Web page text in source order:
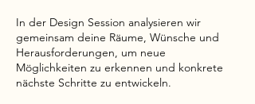
In der Design Session analysieren wir
gemeinsam deine Räume, Wünsche und
Herausforderungen, um neue
Möglichkeiten zu erkennen und konkrete
nächste Schritte zu entwickeln.